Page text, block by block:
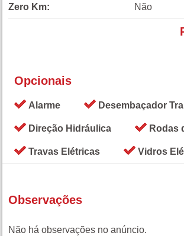
Zero Km: Não
Opcionais
Alarme Desembaçador
Direção Hidráulica Rodas
Travas Elétricas Vidros
Observações
Não há observações no anúncio.